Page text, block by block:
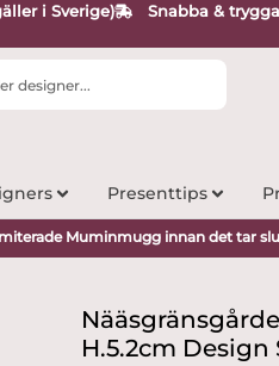
i Sverige) Snabba &
Presenttips
Muminmugg innan det tar
H.5.2cm